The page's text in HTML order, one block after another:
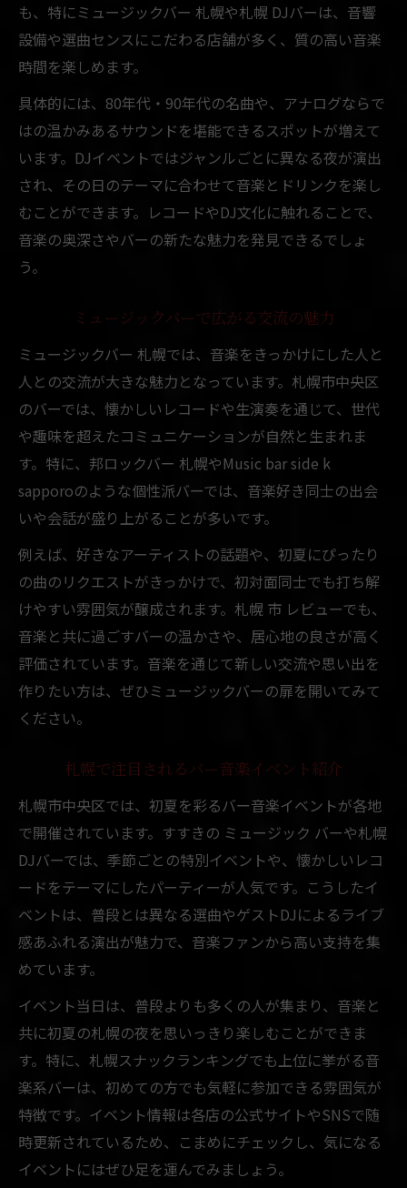
も、特にミュージックバー 札幌や札幌 DJバーは、音響
設備や選曲センスにこだわる店舗が多く、質の高い音楽
時間を楽しめます。
具体的には、80年代・90年代の名曲や、アナログならで
はの温かみあるサウンドを堪能できるスポットが増えて
います。DJイベントではジャンルごとに異なる夜が演出
され、その日のテーマに合わせて音楽とドリンクを楽し
むことができます。レコードやDJ文化に触れることで、
音楽の奥深さやバーの新たな魅力を発見できるでしょ
う。
ミュージックバーで広がる交流の魅力
ミュージックバー 札幌では、音楽をきっかけにした人と
人との交流が大きな魅力となっています。札幌市中央区
のバーでは、懐かしいレコードや生演奏を通じて、世代
や趣味を超えたコミュニケーションが自然と生まれま
す。特に、邦ロックバー 札幌やMusic bar side k
sapporoのような個性派バーでは、音楽好き同士の出会
いや会話が盛り上がることが多いです。
例えば、好きなアーティストの話題や、初夏にぴったり
の曲のリクエストがきっかけで、初対面同士でも打ち解
けやすい雰囲気が醸成されます。札幌 市 レビューでも、
音楽と共に過ごすバーの温かさや、居心地の良さが高く
評価されています。音楽を通じて新しい交流や思い出を
作りたい方は、ぜひミュージックバーの扉を開いてみて
ください。
札幌で注目されるバー音楽イベント紹介
札幌市中央区では、初夏を彩るバー音楽イベントが各地
で開催されています。すすきの ミュージック バーや札幌
DJバーでは、季節ごとの特別イベントや、懐かしいレコ
ードをテーマにしたパーティーが人気です。こうしたイ
ベントは、普段とは異なる選曲やゲストDJによるライブ
感あふれる演出が魅力で、音楽ファンから高い支持を集
めています。
イベント当日は、普段よりも多くの人が集まり、音楽と
共に初夏の札幌の夜を思いっきり楽しむことができま
す。特に、札幌スナックランキングでも上位に挙がる音
楽系バーは、初めての方でも気軽に参加できる雰囲気が
特徴です。イベント情報は各店の公式サイトやSNSで随
時更新されているため、こまめにチェックし、気になる
イベントにはぜひ足を運んでみましょう。